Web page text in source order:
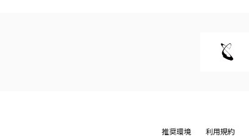
推奨環境 利用規約